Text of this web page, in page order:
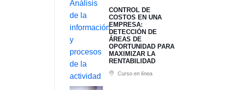
CONTROL DE
COSTOS EN UNA
EMPRESA:
DETECCIÓN DE
ÁREAS DE
OPORTUNIDAD PARA
MAXIMIZAR LA
RENTABILIDAD
Curso en línea